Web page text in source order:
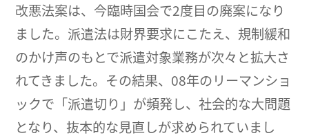
改悪法案は、今臨時国会で2度目の廃案になり
ました。派遣法は財界要求にこたえ、規制緩和
のかけ声のもとで派遣対象業務が次々と拡大さ
れてきました。その結果、08年のリーマンショ
ックで「派遣切り」が頻発し、社会的な大問題
となり、抜本的な見直しが求められていまし